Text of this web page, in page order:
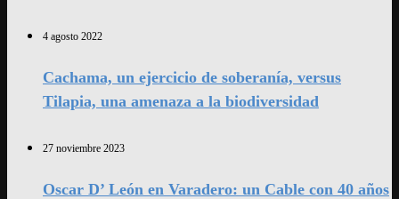
4 agosto 2022
Cachama, un ejercicio de soberanía, versus
Tilapia, una amenaza a la biodiversidad
27 noviembre 2023
Oscar D’ León en Varadero: un Cable con 40 años